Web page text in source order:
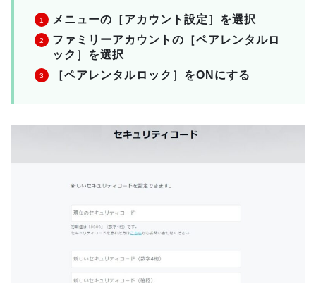
メニューの［アカウント設定］を選択
ファミリーアカウントの［ペアレンタルロ
ック］を選択
［ペアレンタルロック］をONにする